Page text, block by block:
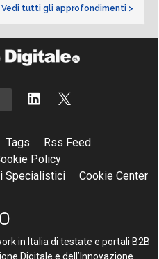
Vedi tutti gli approfondimenti >
Tags
Rss Feed
Policy
Specialistici
Cookie Center
in Italia di testate e portali B2B
Digitale e dell’Innovazione